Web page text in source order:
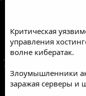
Критическая
управления
волне кибератак.
Злоумышленники
заражая серверы и